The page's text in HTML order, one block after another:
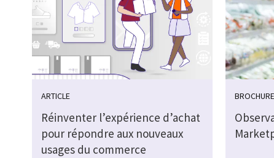
ARTICLE
Réinventer l’expérience d’achat
pour répondre aux nouveaux
usages du commerce